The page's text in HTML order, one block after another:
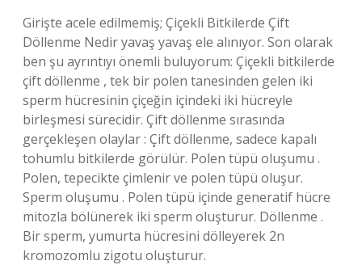
Girişte acele edilmemiş; Çiçekli Bitkilerde Çift
Döllenme Nedir yavaş yavaş ele alınıyor. Son olarak
ben şu ayrıntıyı önemli buluyorum: Çiçekli bitkilerde
çift döllenme , tek bir polen tanesinden gelen iki
sperm hücresinin çiçeğin içindeki iki hücreyle
birleşmesi sürecidir. Çift döllenme sırasında
gerçekleşen olaylar : Çift döllenme, sadece kapalı
tohumlu bitkilerde görülür. Polen tüpü oluşumu .
Polen, tepecikte çimlenir ve polen tüpü oluşur.
Sperm oluşumu . Polen tüpü içinde generatif hücre
mitozla bölünerek iki sperm oluşturur. Döllenme .
Bir sperm, yumurta hücresini dölleyerek 2n
kromozomlu zigotu oluşturur.